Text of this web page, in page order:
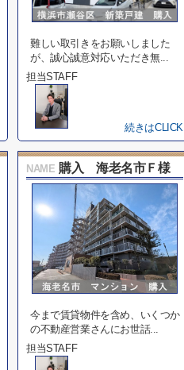
難しい取引きをお願いしました
が、誠心誠意対応いただき無...
担当STAFF
続きはCLICK
NAME 購入 海老名市Ｆ様
今まで賃貸物件を含め、いくつか
の不動産営業さんにお世話...
担当STAFF